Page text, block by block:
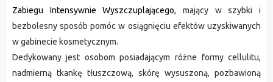
Zabiegu Intensywnie Wyszczuplającego, mający w szybki i
bezbolesny sposób pomóc w osiągnięciu efektów uzyskiwanych
w gabinecie kosmetycznym.
Dedykowany jest osobom posiadającym różne formy cellulitu,
nadmierną tkankę tłuszczową, skórę wysuszoną, pozbawioną